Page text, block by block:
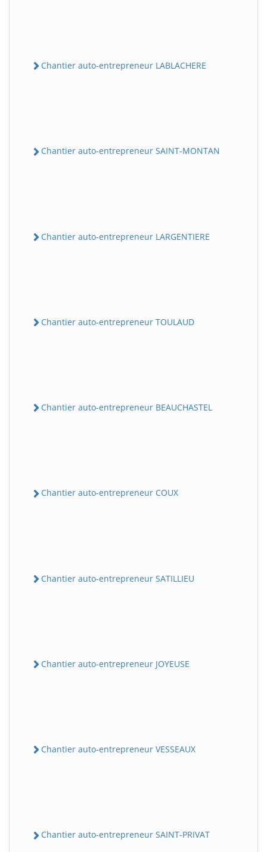
Chantier auto-entrepreneur LABLACHERE
Chantier auto-entrepreneur SAINT-MONTAN
Chantier auto-entrepreneur LARGENTIERE
Chantier auto-entrepreneur TOULAUD
Chantier auto-entrepreneur BEAUCHASTEL
Chantier auto-entrepreneur COUX
Chantier auto-entrepreneur SATILLIEU
Chantier auto-entrepreneur JOYEUSE
Chantier auto-entrepreneur VESSEAUX
Chantier auto-entrepreneur SAINT-PRIVAT